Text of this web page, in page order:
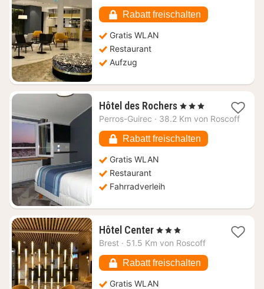
93,28
€
Rabatt freischalten
Gratis WLAN
Restaurant
Aufzug
Hôtel des Rochers1
Nacht
277,36
€
, 3 Sterne
Perros-Guirec · 38.2 Km von Roscoff
Rabatt freischalten
Gratis WLAN
Restaurant
Fahrradverleih
Hôtel Center1
Nacht
61,82
€
, 3 Sterne
Brest · 51.5 Km von Roscoff
Rabatt freischalten
Gratis WLAN